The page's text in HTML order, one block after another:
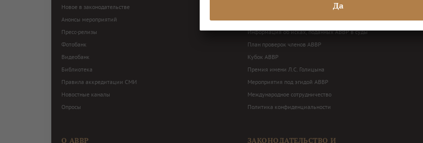
Новое в законодательстве
Анонсы мероприятий
Пресс-релизы
Фотобанк
Видеобанк
Библиотека
Правила аккредитации СМИ
Новостные каналы
Опросы
О АВВР
Годовая бухгалтерская отчетность
Балансные декларации
Информация об исках, поданных АВВР в суды
План проверок членов АВВР
Кубок АВВР
Премия имени Л.С. Голицына
Мероприятия под эгидой АВВР
Международное сотрудничество
Политика конфиденциальности
ЗАКОНОДАТЕЛЬСТВО И
Да